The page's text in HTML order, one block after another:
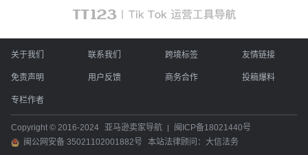
关于我们 联系我们 跨境标签 友情链接
免责声明 用户反馈 商务合作 投稿爆料
专栏作者
Copyright © 2016-2024 亚马逊卖家导航
闽ICP备18021440号
闽公网安备 35021102001882号
本站法律顾问：大信法务